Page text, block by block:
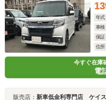
年式
車検
保証
住所
今すぐ在庫
電
販売店： 新車低金利専門店 ケイ